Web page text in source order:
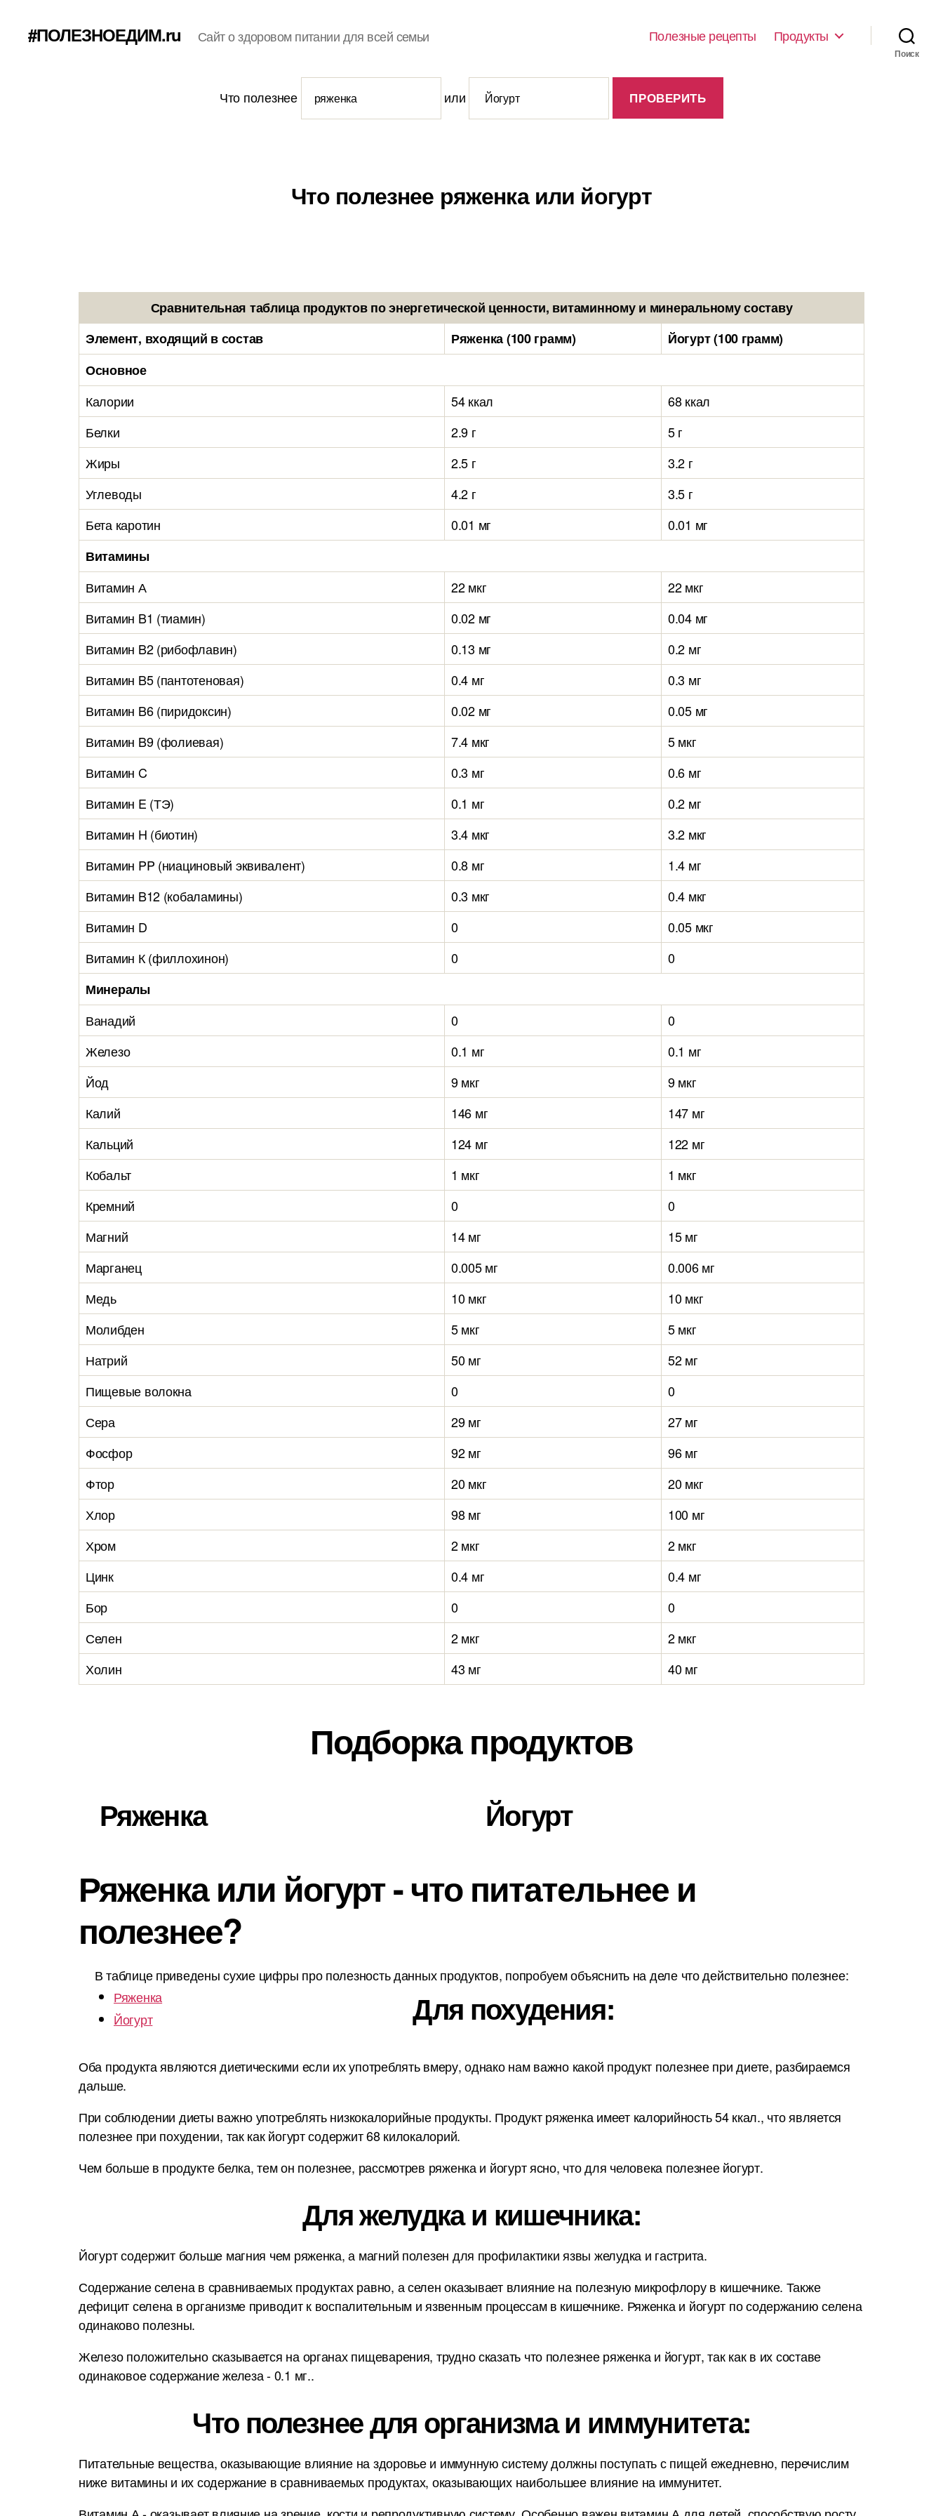
#ПОЛЕЗНОЕДИМ.ru Сайт о здоровом питании для всей семьи Полезные рецепты Продукты
Поиск
Что полезнее или
Что полезнее ряженка или йогурт
Сравнительная таблица продуктов по энергетической ценности, витаминному и минеральному составу
Элемент, входящий в состав
Ряженка (100 грамм)
Йогурт (100 грамм)
Основное
Калории
54 ккал
68 ккал
Белки
2.9 г
5 г
Жиры
2.5 г
3.2 г
Углеводы
4.2 г
3.5 г
Бета каротин
0.01 мг
0.01 мг
Витамины
Витамин А
22 мкг
22 мкг
Витамин B1 (тиамин)
0.02 мг
0.04 мг
Витамин B2 (рибофлавин)
0.13 мг
0.2 мг
Витамин B5 (пантотеновая)
0.4 мг
0.3 мг
Витамин B6 (пиридоксин)
0.02 мг
0.05 мг
Витамин B9 (фолиевая)
7.4 мкг
5 мкг
Витамин C
0.3 мг
0.6 мг
Витамин E (ТЭ)
0.1 мг
0.2 мг
Витамин H (биотин)
3.4 мкг
3.2 мкг
Витамин PP (ниациновый эквивалент)
0.8 мг
1.4 мг
Витамин B12 (кобаламины)
0.3 мкг
0.4 мкг
Витамин D
0
0.05 мкг
Витамин К (филлохинон)
0
0
Минералы
Ванадий
0
0
Железо
0.1 мг
0.1 мг
Йод
9 мкг
9 мкг
Калий
146 мг
147 мг
Кальций
124 мг
122 мг
Кобальт
1 мкг
1 мкг
Кремний
0
0
Магний
14 мг
15 мг
Марганец
0.005 мг
0.006 мг
Медь
10 мкг
10 мкг
Молибден
5 мкг
5 мкг
Натрий
50 мг
52 мг
Пищевые волокна
0
0
Сера
29 мг
27 мг
Фосфор
92 мг
96 мг
Фтор
20 мкг
20 мкг
Хлор
98 мг
100 мг
Хром
2 мкг
2 мкг
Цинк
0.4 мг
0.4 мг
Бор
0
0
Селен
2 мкг
2 мкг
Холин
43 мг 40 мг
Подборка продуктов
Ряженка Йогурт
Ряженка или йогурт - что питательнее и
полезнее?
В таблице приведены сухие цифры про полезность данных продуктов, попробуем объяснить на деле что действительно полезнее:
Ряженка
Йогурт
Для похудения:
Оба продукта являются диетическими если их употреблять вмеру, однако нам важно какой продукт полезнее при диете, разбираемся
дальше.
При соблюдении диеты важно употреблять низкокалорийные продукты. Продукт ряженка имеет калорийность 54 ккал., что является
полезнее при похудении, так как йогурт содержит 68 килокалорий.
Чем больше в продукте белка, тем он полезнее, рассмотрев ряженка и йогурт ясно, что для человека полезнее йогурт.
Для желудка и кишечника:
Йогурт содержит больше магния чем ряженка, а магний полезен для профилактики язвы желудка и гастрита.
Содержание селена в сравниваемых продуктах равно, а селен оказывает влияние на полезную микрофлору в кишечнике. Также
дефицит селена в организме приводит к воспалительным и язвенным процессам в кишечнике. Ряженка и йогурт по содержанию селена
одинаково полезны.
Железо положительно сказывается на органах пищеварения, трудно сказать что полезнее ряженка и йогурт, так как в их составе
одинаковое содержание железа - 0.1 мг..
Что полезнее для организма и иммунитета:
Питательные вещества, оказывающие влияние на здоровье и иммунную систему должны поступать с пищей ежедневно, перечислим
ниже витамины и их содержание в сравниваемых продуктах, оказывающих наибольшее влияние на иммунитет.